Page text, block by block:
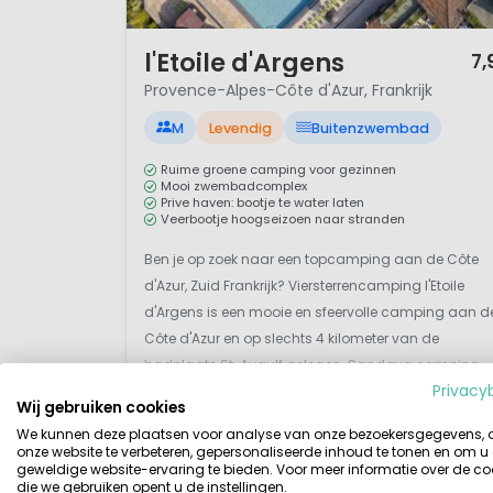
En natuurlijk is deMont
France. Als je deze berg zelf
Voor kinderen is er ook veel
voldoende mogelijkheden
kiezen tussen de
afleggen met de auto. Dit is
deze regio al zolang bezocht
gelopen wordt door andere
massatoerisme.
Belangrijke
Wikipedia over de hele
l'Etoile d'Argens
Provence-Alpes-Côte d'Azur, Frankrijk
M Levendig Buitenzwembad
Ruime groene camping voor gezinnen
Mooi zwembadcomplex
Prive haven: bootje te water laten
Veerbootje hoogseizoen naar stranden
Ben je op zoek naar een topcamping aan de Côte
d'Azur, Zuid Frankrijk? Viersterrencamping l'Etoile
d'Argens is een mooie en sfeervolle camping aan
Côte d'Azur en op slechts 4 kilometer van de
badplaats St. Aygulf gelegen. Sandaya camping
l'Etoile d'Argens is ruim en mooi groen aangelegd,
met fraaie zwembaden. Ben je graag actief tijd...
Bekijk details Bekijk 2 aanbieders
Wij gebruiken cookies
We kunnen deze plaatsen voor analyse van onze bezoekersgegevens,
onze website te verbeteren, gepersonaliseerde inhoud te tonen en om u
geweldige website-ervaring te bieden. Voor meer informatie over de
die we gebruiken opent u de instellingen.